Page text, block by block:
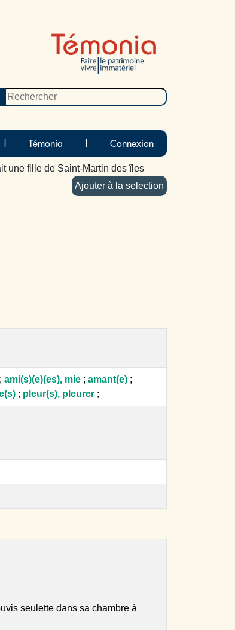
Témonia Connexion
une fille de Saint-Martin des îles
Ajouter à la selection
; ami(s)(e)(es), mie ; amant(e) ;
; pleur(s), pleurer ;
seulette dans sa chambre à